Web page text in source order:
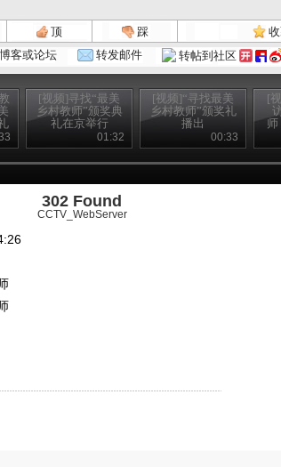
顶 踩
客或论坛 转发邮件 转帖到社区
[视频]寻找“最美
乡村教师”颁奖典
礼在京举行
01:32
[视频]“寻找最美
乡村教师”颁奖礼
播出
00:33
[
师
302 Found
CCTV_WebServer